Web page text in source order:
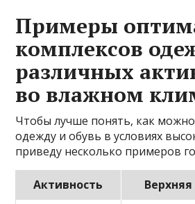
Примеры
комплексов
различных
во влажном
Чтобы лучше понять, как
одежду и обувь в условиях
приведу несколько примеров
Активность